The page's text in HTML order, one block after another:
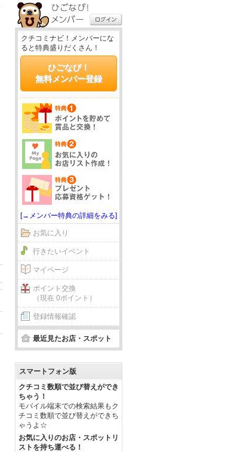
クチコミナビ！メンバーにな
ると特典盛りだくさん！
ひごなび！
無料メンバー登録
[→メンバー特典の詳細をみる]
お気に入り
行きたいイベント
マイページ
ポイント交換
（現在 0ポイント）
登録情報確認
最近見たお店・スポット
スマートフォン版
クチコミ数順で並び替えができ
ちゃう！
モバイル端末での検索結果もク
チコミ数順で並び替えができち
ゃうよ☆
お気に入りのお店・スポットリ
ストを持ち運べる！